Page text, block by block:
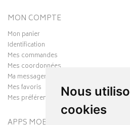
Nous
cookies
MON COMPTE
Mon panier
Identification
Mes commandes
Mes coordonnées
Ma messagerie
Mes favoris
Mes préférences Cookies